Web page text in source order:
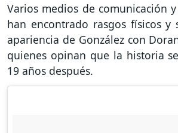
Varios medios de comunicación
han encontrado rasgos físicos y
apariencia de González con
quienes opinan que la historia
19 años después.